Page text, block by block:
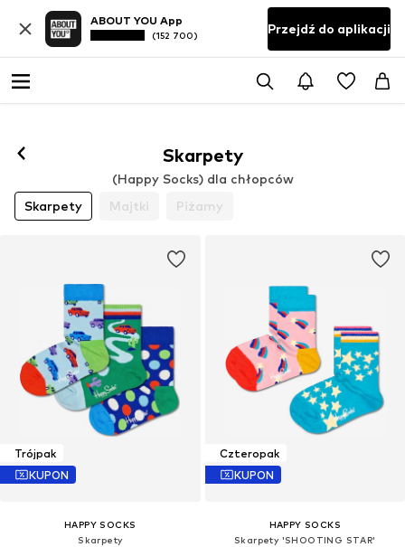
ABOUT YOU App
(152 700) Przejdź do aplikacji
Skarpety
(Happy Socks) dla chłopców
Skarpety
Majtki Piżamy
Trójpak
KUPON
HAPPY SOCKS
Skarpety
Czteropak
KUPON
HAPPY SOCKS
Skarpety 'SHOOTING STAR'